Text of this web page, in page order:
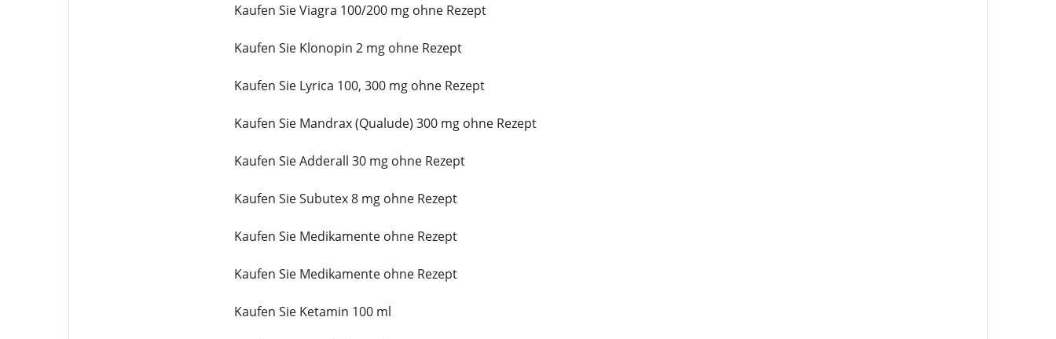
Kaufen Sie Viagra 100/200 mg ohne Rezept
Kaufen Sie Klonopin 2 mg ohne Rezept
Kaufen Sie Lyrica 100, 300 mg ohne Rezept
Kaufen Sie Mandrax (Qualude) 300 mg ohne Rezept
Kaufen Sie Adderall 30 mg ohne Rezept
Kaufen Sie Subutex 8 mg ohne Rezept
Kaufen Sie Medikamente ohne Rezept
Kaufen Sie Medikamente ohne Rezept
Kaufen Sie Ketamin 100 ml